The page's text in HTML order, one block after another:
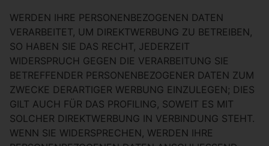
WERDEN IHRE PERSONENBEZOGENEN DATEN
VERARBEITET, UM DIREKTWERBUNG ZU BETREIBEN,
SO HABEN SIE DAS RECHT, JEDERZEIT
WIDERSPRUCH GEGEN DIE VERARBEITUNG SIE
BETREFFENDER PERSONENBEZOGENER DATEN ZUM
ZWECKE DERARTIGER WERBUNG EINZULEGEN; DIES
GILT AUCH FÜR DAS PROFILING, SOWEIT ES MIT
SOLCHER DIREKTWERBUNG IN VERBINDUNG STEHT.
WENN SIE WIDERSPRECHEN, WERDEN IHRE